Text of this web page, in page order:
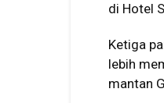
di Hotel
Ketiga
lebih
mantan